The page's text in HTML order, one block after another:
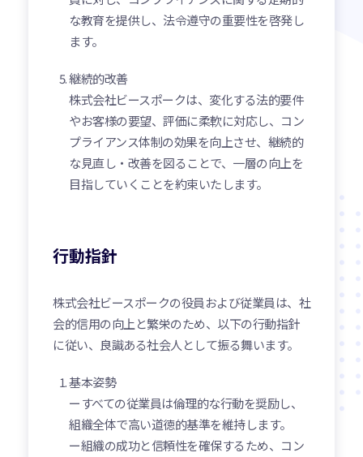
な教育を提供し、法令遵守の重要性を啓発し
ます。
継続的改善
株式会社ビースポークは、変化する法的要件
やお客様の要望、評価に柔軟に対応し、コン
プライアンス体制の効果を向上させ、継続的
な見直し・改善を図ることで、一層の向上を
目指していくことを約束いたします。
行動指針
株式会社ビースポークの役員および従業員は、社
会的信用の向上と繁栄のため、以下の行動指針
に従い、良識ある社会人として振る舞います。
基本姿勢
ーすべての従業員は倫理的な行動を奨励し、
組織全体で高い道徳的基準を維持します。
ー組織の成功と信頼性を確保するため、コン